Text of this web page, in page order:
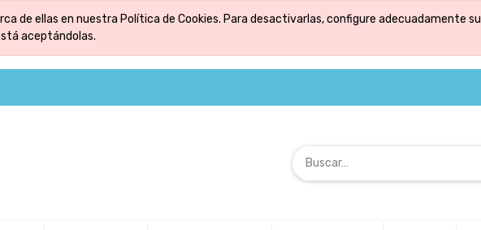
de ellas en nuestra Política de Cookies. Para desactivarlas, configure adecuadamente su
aceptándolas.